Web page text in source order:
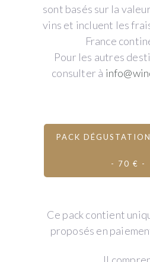
sont basés sur la
vins et incluent les
France
Pour les autres
consulter à
PACK
- 70 € -
Ce pack contient
proposés en
Il